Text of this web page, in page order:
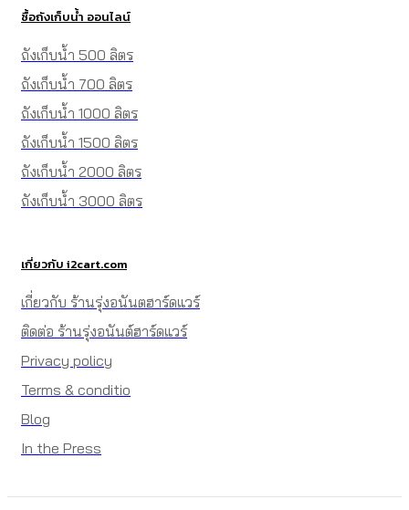
ซื้อถังเก็บน้ำ ออนไลน์
ถังเก็บน้ำ 500 ลิตร
ถังเก็บน้ำ 700 ลิตร
ถังเก็บน้ำ 1000 ลิตร
ถังเก็บน้ำ 1500 ลิตร
ถังเก็บน้ำ 2000 ลิตร
ถังเก็บน้ำ 3000 ลิตร
เกี่ยวกับ i2cart.com
เกี่ยวกับ ร้านรุ่งอนันตฮาร์ดแวร์
ติดต่อ ร้านรุ่งอนันต์ฮาร์ดแวร์
Privacy policy
Terms & conditio
Blog
In the Press